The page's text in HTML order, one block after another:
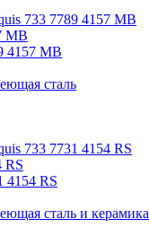
MB
4157 MB
сталь
RS
4154 RS
сталь и керамика